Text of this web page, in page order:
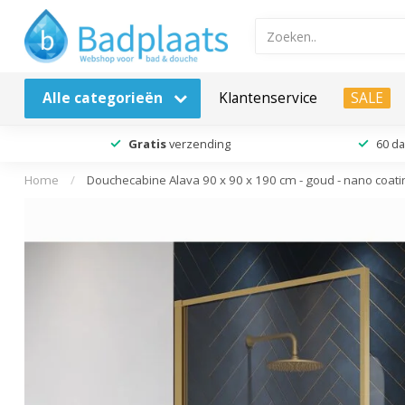
Alle categorieën Klantenservice SALE
Gratisverzending 60
Home / Douchecabine Alava 90 x 90 x 190 cm - goud - nano